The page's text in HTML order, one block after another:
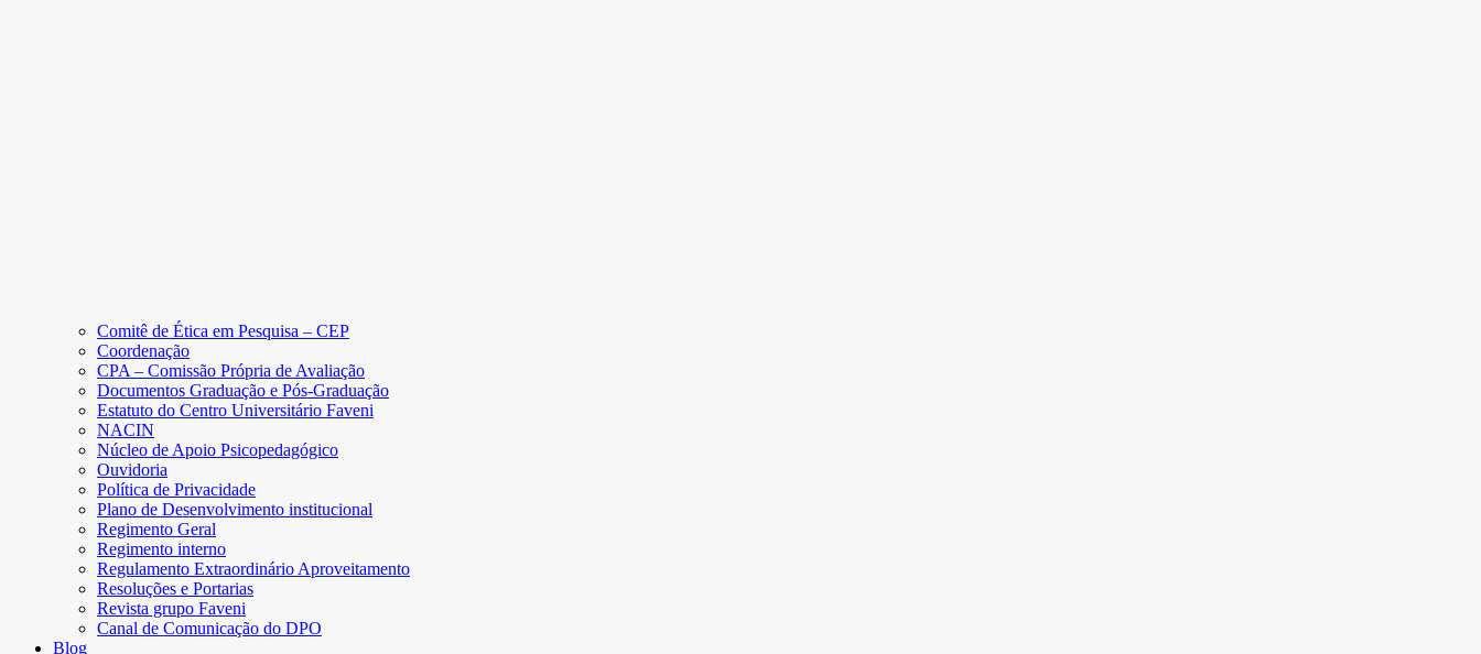
Comitê de Ética em Pesquisa – CEP
Coordenação
CPA – Comissão Própria de Avaliação
Documentos Graduação e Pós-Graduação
Estatuto do Centro Universitário Faveni
NACIN
Núcleo de Apoio Psicopedagógico
Ouvidoria
Política de Privacidade
Plano de Desenvolvimento institucional
Regimento Geral
Regimento interno
Regulamento Extraordinário Aproveitamento
Resoluções e Portarias
Revista grupo Faveni
Canal de Comunicação do DPO
Blog